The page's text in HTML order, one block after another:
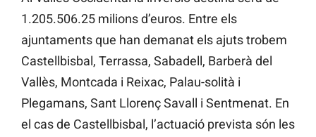
1.205.506.25 milions d’euros. Entre els
ajuntaments que han demanat els ajuts trobem
Castellbisbal, Terrassa, Sabadell, Barberà del
Vallès, Montcada i Reixac, Palau-solità i
Plegamans, Sant Llorenç Savall i Sentmenat. En
el cas de Castellbisbal, l’actuació prevista són les